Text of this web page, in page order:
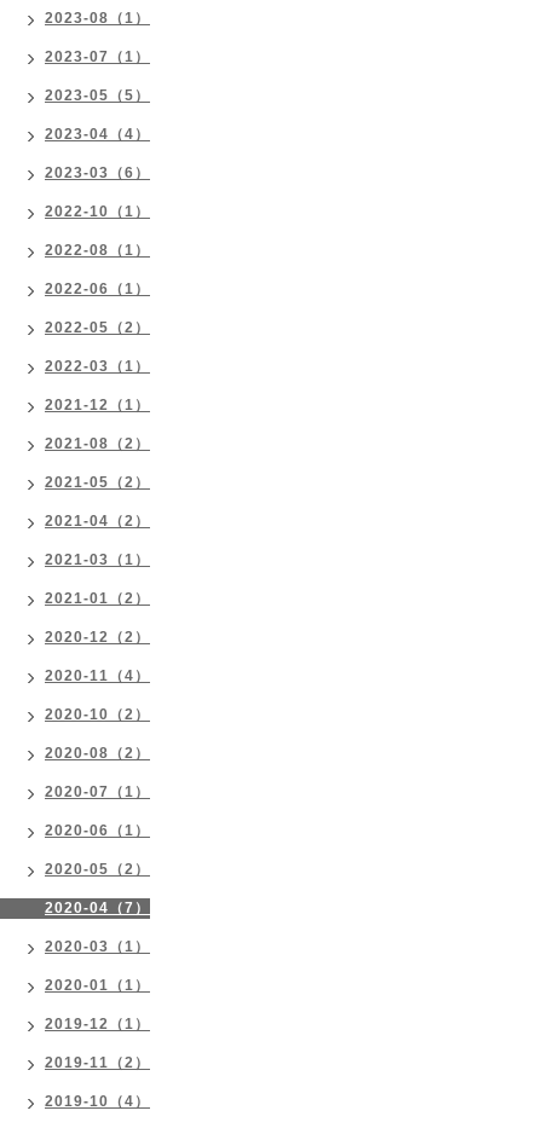
2023-08（1）
2023-07（1）
2023-05（5）
2023-04（4）
2023-03（6）
2022-10（1）
2022-08（1）
2022-06（1）
2022-05（2）
2022-03（1）
2021-12（1）
2021-08（2）
2021-05（2）
2021-04（2）
2021-03（1）
2021-01（2）
2020-12（2）
2020-11（4）
2020-10（2）
2020-08（2）
2020-07（1）
2020-06（1）
2020-05（2）
2020-04（7）
2020-03（1）
2020-01（1）
2019-12（1）
2019-11（2）
2019-10（4）